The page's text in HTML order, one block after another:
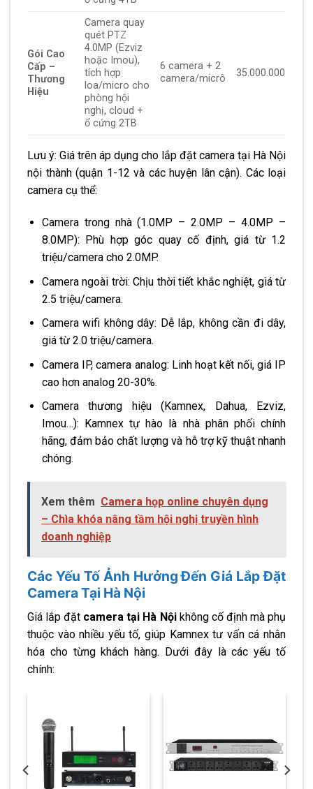
Gói Cao
Cấp –
Thương
Hiệu
Camera quay
quét PTZ
4.0MP (Ezviz
hoặc Imou),
tích hợp
loa/micro cho
phòng hội
nghị, cloud +
ổ cứng 2TB
6 camera + 2
camera/micrô
35.000.000
Lưu ý: Giá trên áp dụng cho lắp đặt camera tại Hà Nội
nội thành (quận 1-12 và các huyện lân cận). Các loại
camera cụ thể:
Camera trong nhà (1.0MP – 2.0MP – 4.0MP –
8.0MP): Phù hợp góc quay cố định, giá từ 1.2
triệu/camera cho 2.0MP.
Camera ngoài trời: Chịu thời tiết khắc nghiệt, giá từ
2.5 triệu/camera.
Camera wifi không dây: Dễ lắp, không cần đi dây,
giá từ 2.0 triệu/camera.
Camera IP, camera analog: Linh hoạt kết nối, giá IP
cao hơn analog 20-30%.
Camera thương hiệu (Kamnex, Dahua, Ezviz,
Imou…): Kamnex tự hào là nhà phân phối chính
hãng, đảm bảo chất lượng và hỗ trợ kỹ thuật nhanh
chóng.
Xem thêm Camera họp online chuyên dụng
– Chìa khóa nâng tầm hội nghị truyền hình
doanh nghiệp
Các Yếu Tố Ảnh Hưởng Đến Giá Lắp Đặt
Camera Tại Hà Nội
Giá lắp đặt camera tại Hà Nộikhông cố định mà phụ
thuộc vào nhiều yếu tố, giúp Kamnex tư vấn cá nhân
hóa cho từng khách hàng. Dưới đây là các yếu tố
chính: